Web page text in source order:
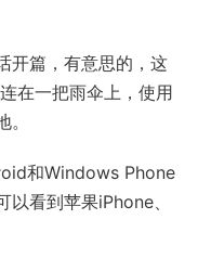
开篇，有意思的，这
在一把雨伞上，使用
和Windows Phone
看到苹果iPhone、